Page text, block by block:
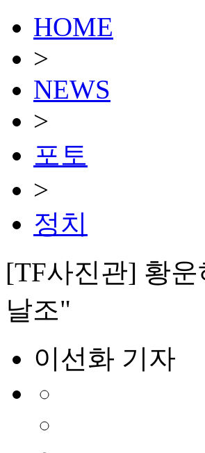
HOME
>
NEWS
>
포토
>
정치
[TF사진관] 황
날조"
이선화 기자